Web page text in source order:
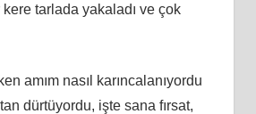
tarlada yakaladı ve çok
amım nasıl karıncalanıyordu
dürtüyordu, işte sana fırsat,